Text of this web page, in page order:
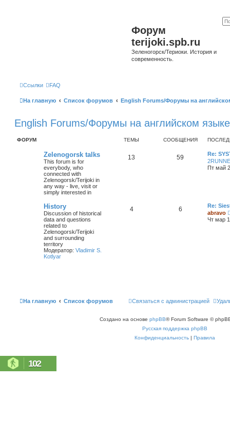
Форум
terijoki.spb.ru
Зеленогорск/Териоки. История и
современность.
Ссылки FAQ
На главную Список форумов English Forums/Форумы на
English Forums/Форумы на английском языке
ФОРУМ ТЕМЫ СООБЩЕНИЯ
Zelenogorsk talks
This forum is for
everybody, who
connected with
Zelenogorsk/Terijoki in
any way - live, visit or
simply interested in
13 59
Re:
Пт май
History
Discussion of historical
data and questions
related to
Zelenogorsk/Terijoki
and surrounding
territory
Модератор: Vladimir S.
Kotlyar
4 6
Re:
abravo
Чт мар
На главную Список форумов Связаться с администрацией
Создано на основе phpBB® Forum Software ©
Русская поддержка phpBB
Конфиденциальность | Правила
102